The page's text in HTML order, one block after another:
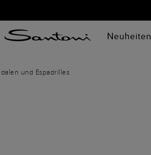
Neuheiten
und Espadrilles